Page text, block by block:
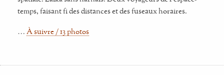
temps, faisant fi des distances et des fuseaux horaires.
… À suivre / 13 photos